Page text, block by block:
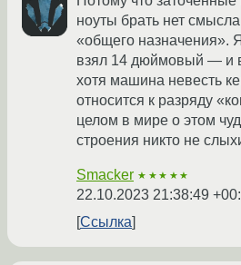
ноуты брать нет
«общего назначения».
взял 14 дюймовый — и
хотя машина невесть
относится к разряду
целом в мире о этом
строения никто не
Smacker ★★★★★
22.10.2023 21:38:49
Ссылка